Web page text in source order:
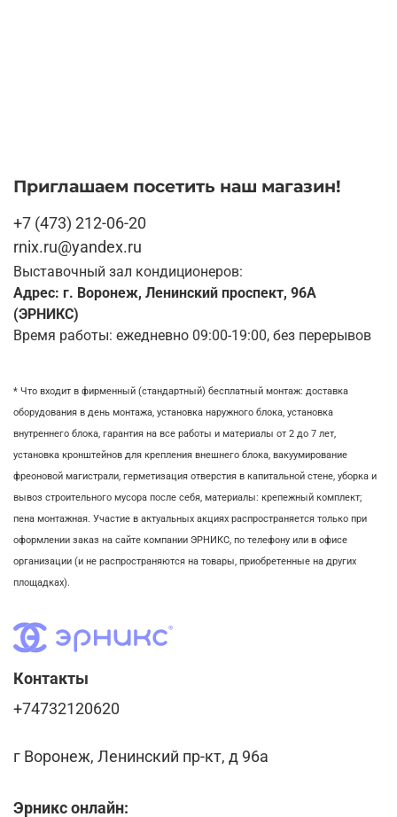
Приглашаем посетить наш магазин!
+7 (473) 212-06-20
rnix.ru@yandex.ru
Выставочный зал кондиционеров:
Адрес: г. Воронеж, Ленинский проспект, 96А
(ЭРНИКС)
Время работы: ежедневно 09:00-19:00, без перерывов
* Что входит в фирменный (стандартный) бесплатный монтаж: доставка
оборудования в день монтажа, установка наружного блока, установка
внутреннего блока, гарантия на все работы и материалы от 2 до 7 лет,
установка кронштейнов для крепления внешнего блока, вакуумирование
фреоновой магистрали, герметизация отверстия в капитальной стене, уборка и
вывоз строительного мусора после себя, материалы: крепежный комплект;
пена монтажная. Участие в актуальных акциях распространяется только при
оформлении заказ на сайте компании ЭРНИКС, по телефону или в офисе
организации (и не распространяются на товары, приобретенные на других
площадках).
Контакты
+74732120620
г Воронеж, Ленинский пр-кт, д 96а
Эрникс онлайн: